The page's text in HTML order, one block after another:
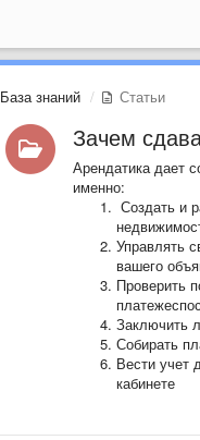
База знаний Статьи
Зачем
Арендатика дает
именно:
Создать и
Управлять
вашего
Проверить
Заключить
Собирать
Вести учет
кабинете